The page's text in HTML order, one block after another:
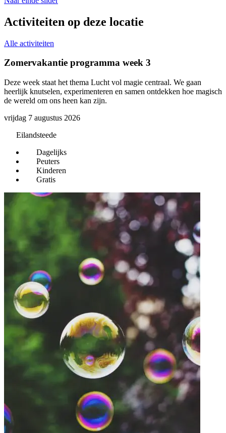
Activiteiten op deze locatie
Alle activiteiten
Zomervakantie programma week 3
Deze week staat het thema Lucht vol magie centraal. We gaan
heerlijk knutselen, experimenteren en samen ontdekken hoe magisch
de wereld om ons heen kan zijn.
vrijdag 7 augustus 2026
Eilandsteede
Dagelijks
Peuters
Kinderen
Gratis